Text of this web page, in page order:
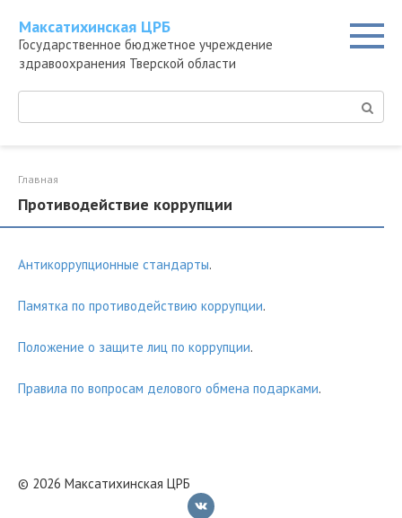
контенту
Максатихинская ЦРБ
Государственное бюджетное учреждение
здравоохранения Тверской области
Поиск:
Главная
Противодействие коррупции
Антикоррупционные стандарты.
Памятка по противодействию коррупции.
Положение о защите лиц по коррупции.
Правила по вопросам делового обмена подарками.
© 2026 Максатихинская ЦРБ